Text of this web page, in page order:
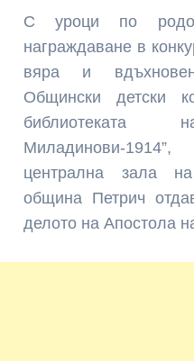
С уроци по
награждаване в
вяра и
Общински детски
Миладинови-
централна зала
община Петрич
делото на Апостола